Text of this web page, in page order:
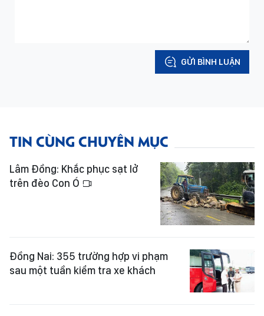
GỬI BÌNH LUẬN
TIN CÙNG CHUYÊN MỤC
Lâm Đồng: Khắc phục sạt lở
trên đèo Con Ó
Đồng Nai: 355 trường hợp vi phạm
sau một tuần kiểm tra xe khách